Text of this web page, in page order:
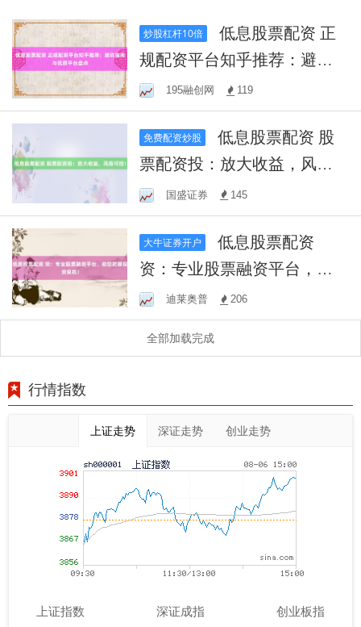
炒股杠杆10倍
低息股票配资 正
规配资平台知乎推荐：避坑
指南与优质平台盘点
195融创网 119
免费配资炒股
低息股票配资 股
票配资投：放大收益，风险
可控！国盛证券 145
大牛证券开户
低息股票配资
资：专业股票融资平台，助
您把握投资良机！
迪莱奥普 206
全部加载完成
行情指数
上证走势 深证走势 创业走势
上证指数 深证成指 创业板指